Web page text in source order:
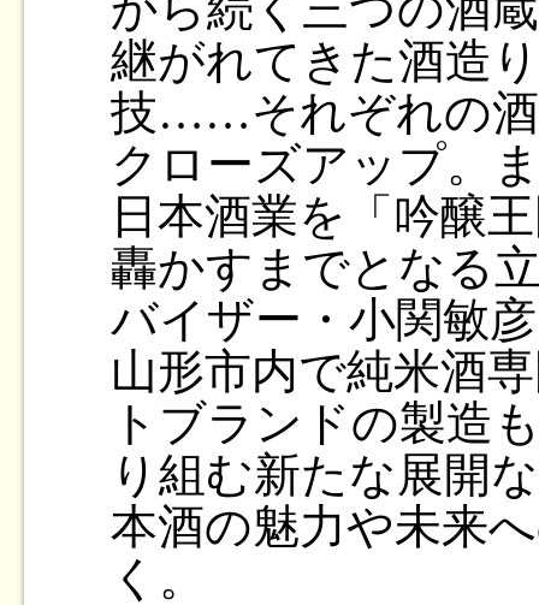
継がれてきた酒造
技……それぞれの酒
クローズアップ。
日本酒業を「吟醸
轟かすまでとなる
バイザー・小関敏
山形市内で純米酒
トブランドの製造
り組む新たな展開
本酒の魅力や未来
く。